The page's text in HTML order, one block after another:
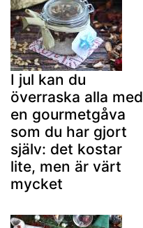
I jul kan du
överraska alla med
en gourmetgåva
som du har gjort
själv: det kostar
lite, men är värt
mycket